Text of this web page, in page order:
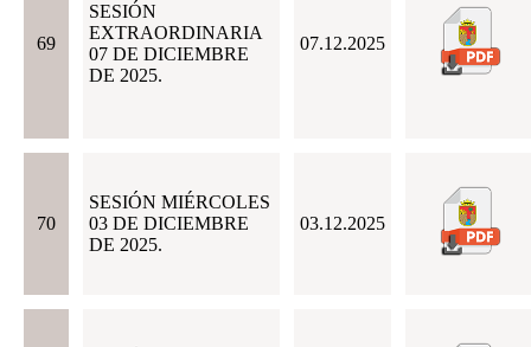
69
SESIÓN
EXTRAORDINARIA
07 DE DICIEMBRE
DE 2025.
07.12.2025
70
SESIÓN MIÉRCOLES
03 DE DICIEMBRE
DE 2025.
03.12.2025